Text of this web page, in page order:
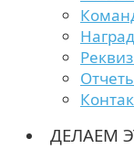
ДЕЛАЕМ